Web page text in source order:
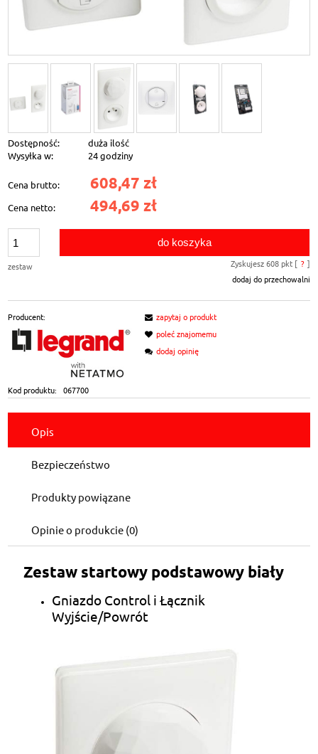
Dostępność:
duża ilość
Wysyłka w:
24 godziny
Cena brutto: 608,47 zł
Cena netto: 494,69 zł
zestaw
do koszyka
Zyskujesz608pkt [ ? ]
dodaj do przechowalni
Producent:
Kod produktu: 067700
zapytaj o produkt
poleć znajomemu
dodaj opinię
Opis
Bezpieczeństwo
Produkty powiązane
Opinie o produkcie (0)
Zestaw startowy podstawowy biały
Gniazdo Control i Łącznik
Wyjście/Powrót